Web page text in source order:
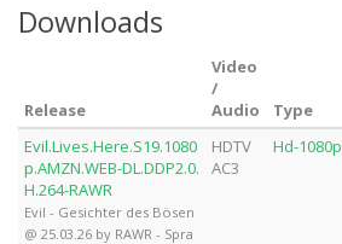
Downloads
Release
Video
/
Audio
Type
Evil.Lives.Here.S19.1080
p.AMZN.WEB-DL.DDP2.0.
H.264-RAWR
Evil - Gesichter des Bösen
@ 25.03.26 by RAWR - Spra
HDTV
AC3
Hd-1080p